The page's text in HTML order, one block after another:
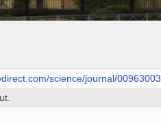
science/journal/00963003